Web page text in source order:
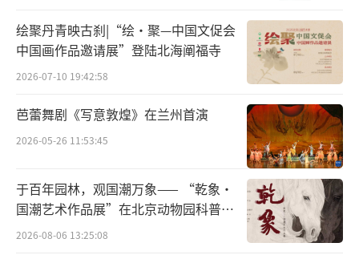
奖“文华大奖”
问：1982年工作分配到北昆至今，40年的
从业经历，包括艺术创作，剧院管理等，您有
什么心得体会、经验与年轻一代戏曲工作者分
杨凤一：一直以来，北方昆曲剧院的排练
厅里有八个大字“但问耕耘，莫问收获”，对
我来说，四十年的辛勤耕耘和岁月沉淀，离不
绘聚丹青映古刹|“绘·聚—中国文促会
中国画作品邀请展”登陆北海阐福寺
2026-07-10 19:42:58
芭蕾舞剧《写意敦煌》在兰州首演
2026-05-26 11:53:45
于百年园林，观国潮万象—— “乾象·
国潮艺术作品展”在北京动物园科普馆
机动展厅开展
2026-08-06 13:25:08